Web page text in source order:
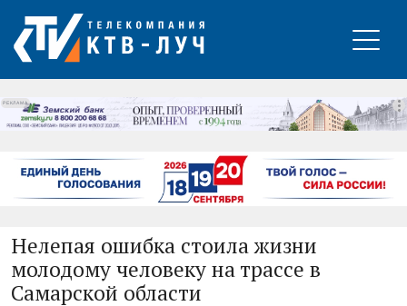
РЕКЛАМА
Нелепая ошибка стоила жизни
молодому человеку на трассе в
Самарской области